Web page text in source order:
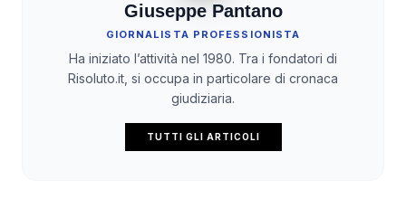
Giuseppe Pantano
GIORNALISTA PROFESSIONISTA
Ha iniziato l’attività nel 1980. Tra i fondatori di
Risoluto.it, si occupa in particolare di cronaca
giudiziaria.
TUTTI GLI ARTICOLI